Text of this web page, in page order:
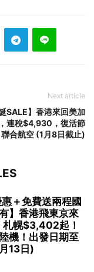
Next article
誕SALE】香港來回美加
連稅$4,930，復活節
聯合航空 (1月8日截止)
＋免費送兩程國
】香港飛東京來
幌$3,402起！
機！出發日期至
13日)